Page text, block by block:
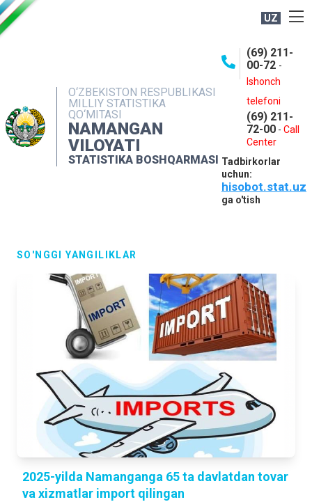
UZ
O‘ZBEKISTON RESPUBLIKASI
MILLIY STATISTIKA
QO‘MITASI
NAMANGAN
VILOYATI
STATISTIKA BOSHQARMASI
(69) 211-
00-72 -
Ishonch
telefoni
(69) 211-
72-00 - Call
Center
Tadbirkorlar
uchun:
hisobot.stat.uz
ga o'tish
NASHRLAR
INTERAKTIV XIZMATLAR
MATBUOT XIZMATI
MUROJAATLAR
SO'NGGI YANGILIKLAR
2025-yilda Namanganga 65 ta davlatdan tovar
va xizmatlar import qilingan